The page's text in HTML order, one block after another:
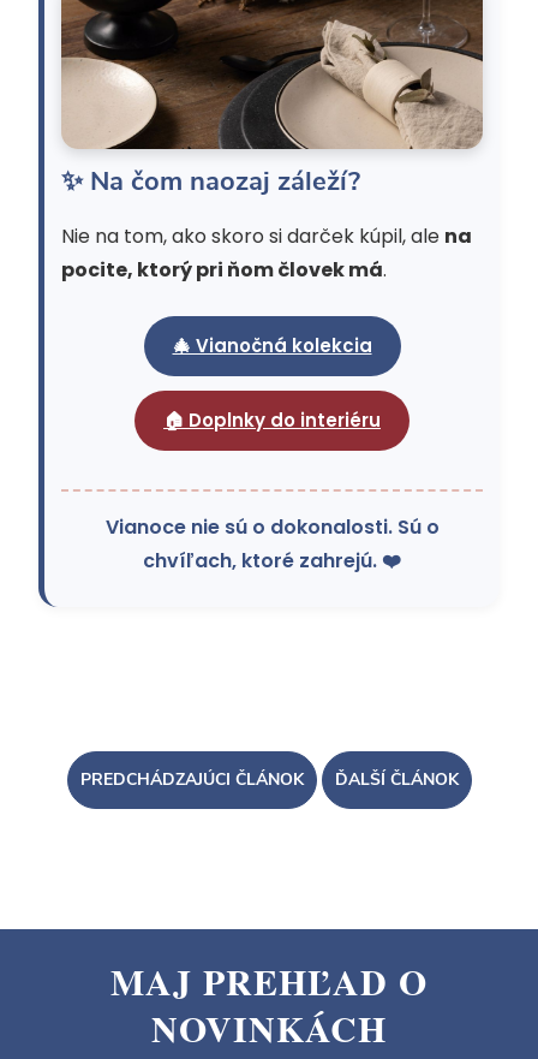
✨ Na čom naozaj záleží?
Nie na tom, ako skoro si darček kúpil, ale na
pocite, ktorý pri ňom človek má.
🎄 Vianočná kolekcia
🏠 Doplnky do interiéru
Vianoce nie sú o dokonalosti. Sú o
chvíľach, ktoré zahrejú. ❤️
PREDCHÁDZAJÚCI ČLÁNOK ĎALŠÍ ČLÁNOK
MAJ PREHĽAD O
NOVINKÁCH